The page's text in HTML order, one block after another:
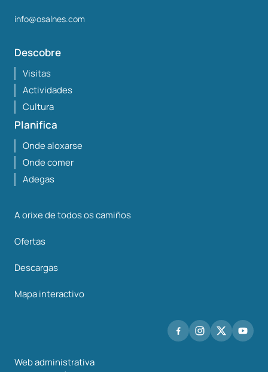
info@osalnes.com
Descobre
Visitas
Actividades
Cultura
Planifica
Onde aloxarse
Onde comer
Adegas
A orixe de todos os camiños
Ofertas
Descargas
Mapa interactivo
Web administrativa